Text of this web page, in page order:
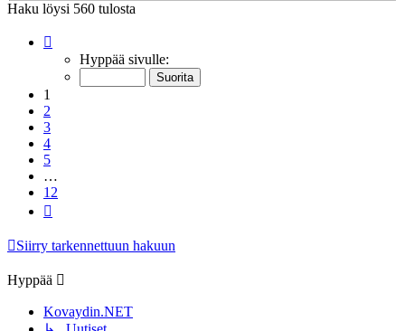
Haku löysi 560 tulosta
12 Hyppää sivulle:
1
2
3
4
5
…
12
Siirry tarkennettuun hakuun
Hyppää
Kovaydin.NET